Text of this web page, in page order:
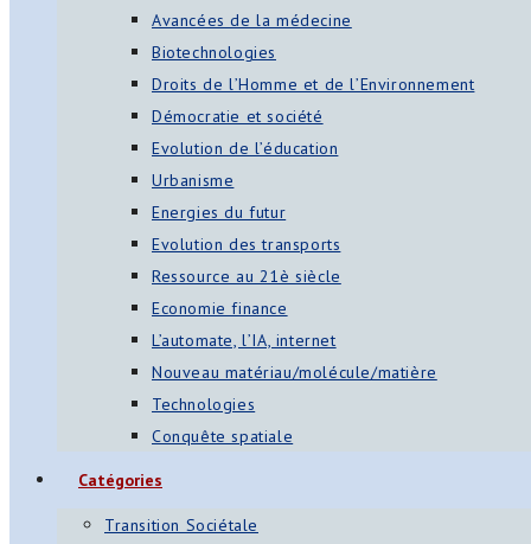
Avancées de la médecine
Biotechnologies
Droits de l’Homme et de l’Environnement
Démocratie et société
Evolution de l’éducation
Urbanisme
Energies du futur
Evolution des transports
Ressource au 21è siècle
Economie finance
L’automate, l’IA, internet
Nouveau matériau/molécule/matière
Technologies
Conquête spatiale
Catégories
Transition Sociétale